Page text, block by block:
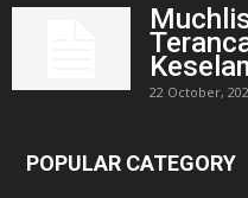
22 October,
POPULAR CATEGORY